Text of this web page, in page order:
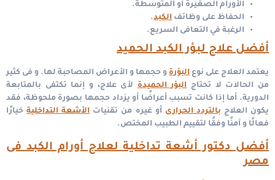
الأورام الصغيرة أو المتوسطة.
الحفاظ على وظائف الكبد.
الرغبة في التعافى السريع.
أفضل علاج لبؤر الكبد الحميد
يعتمد العلاج على نوع البؤرة و حجمها و الأعراض المصاحبة لها. و فى كثير
من الحالات لا تحتاجالبؤر الحميدةلأى علاج، و إنما تكتفى بالمتابعة
الدورية. أما إذا كانت تسبب أعراضًا أو يزداد حجمها بصورة ملحوظة، فقد
يكون العلاج بالتردد الحرارىأو غيره من تقنياتالأشعة التداخليةخيارًا
فعالًا و آمنًا وفقًا لتقييم الطبيب المختص.
أفضل دكتور أشعة تداخلية لعلاج أورام الكبد فى
مصر